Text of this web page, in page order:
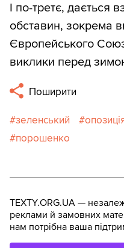
І по-третє, дається
обставин, зокрема
Європейського
виклики перед
Поширити
зеленський
порошенко
TEXTY.ORG.UA —
реклами й замовних
нам потрібна ваша